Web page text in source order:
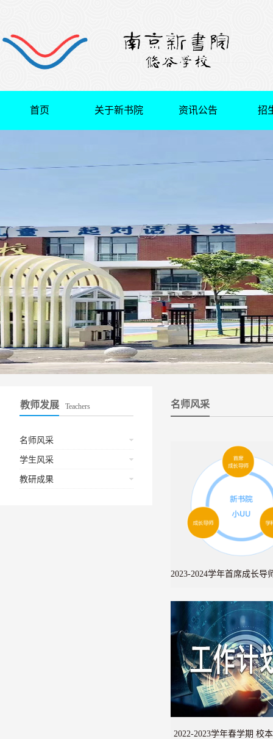
首页 关于新书院 资讯公告 招
教师发展 Teachers
名师风采
学生风采
教研成果
名师风采
2023-2024学年首席成长导
式
2022-2023学年春学期 校